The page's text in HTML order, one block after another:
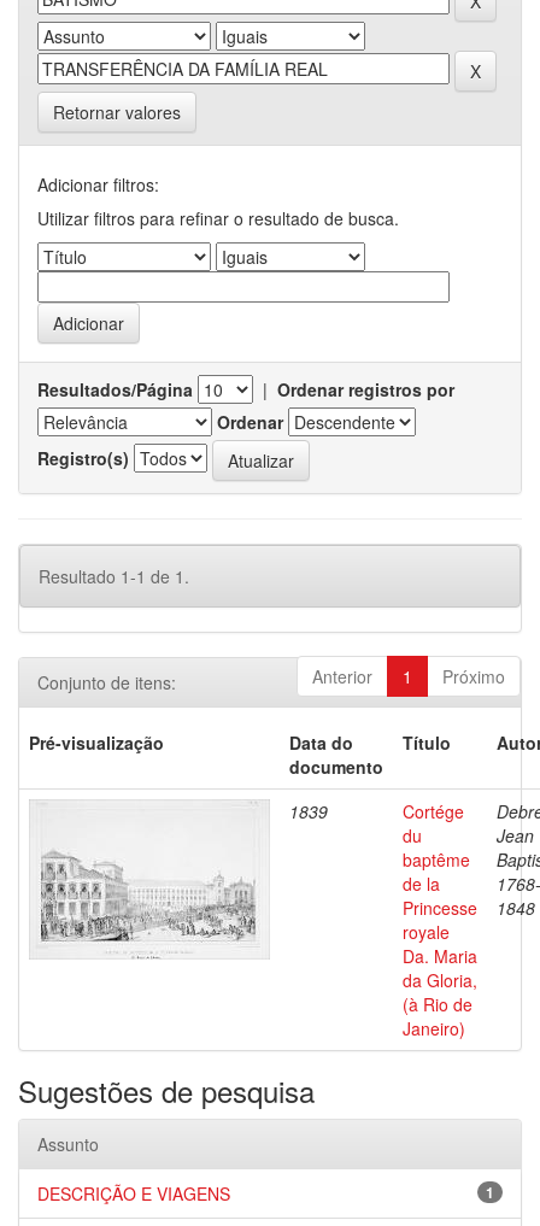
Retornar valores
Adicionar filtros:
Utilizar filtros para refinar o resultado de busca.
Resultados/Página | Ordenar registros por
Ordenar
Registro(s)
Resultado 1-1 de 1.
Anterior 1 Próximo
Conjunto de itens:
Pré-visualização
Data do
documento
Título
1839
Cortége
du
baptême
de la
Princesse
royale
Da. Maria
da Gloria,
(à Rio de
Janeiro)
Jean
1768-
1848
Sugestões de pesquisa
Assunto
1
DESCRIÇÃO E VIAGENS